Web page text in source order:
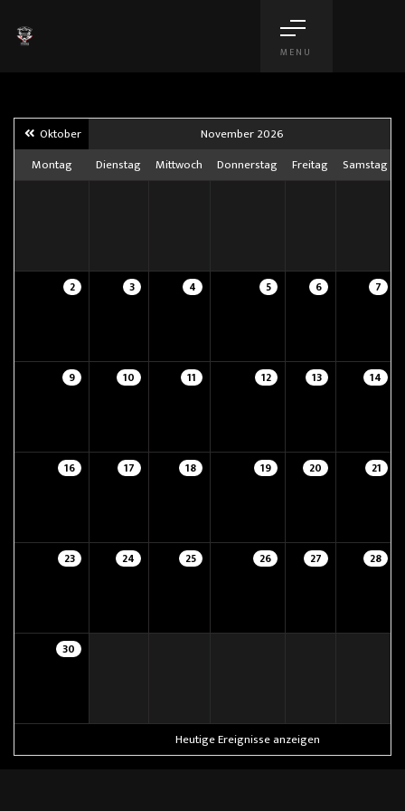
MENU
Oktober November 2026
Montag
Dienstag Mittwoch Donnerstag Freitag Samstag
2 3 4 5 6 7
9 10 11 12 13 14
16 17 18 19 20 21
23 24 25 26 27 28
30
Heutige Ereignisse anzeigen